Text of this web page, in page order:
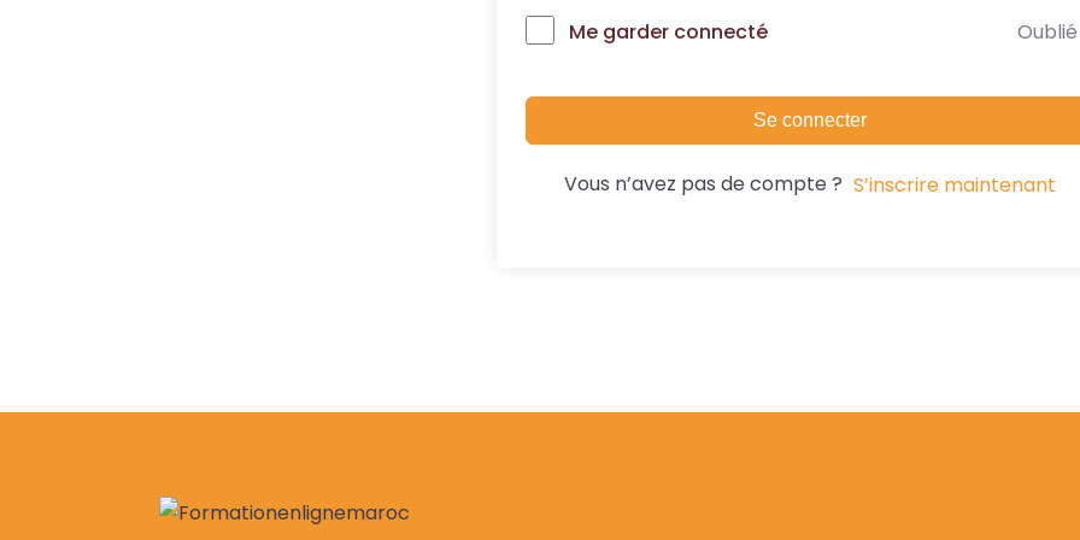
Me garder connecté
Se connecter
Vous n’avez pas de compte ? S’inscrire maintenant